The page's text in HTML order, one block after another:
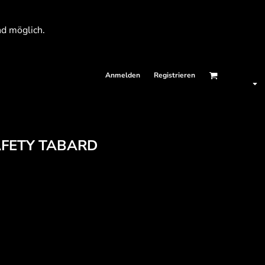
möglich.
Anmelden Registrieren
TABARD